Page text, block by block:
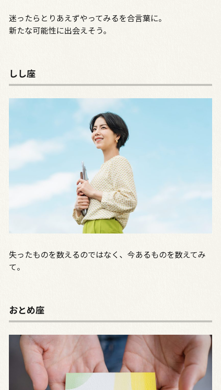
迷ったらとりあえずやってみるを合言葉に。
新たな可能性に出会えそう。
しし座
失ったものを数えるのではなく、今あるものを数えてみ
て。
おとめ座